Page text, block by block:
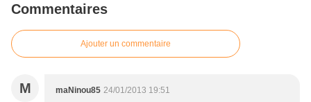
Commentaires
Ajouter un commentaire
M maNinou85 24/01/2013 19:51